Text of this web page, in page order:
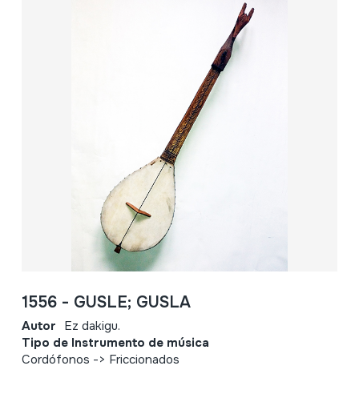
1556 - GUSLE; GUSLA
Autor Ez dakigu.
Tipo de Instrumento de música
Cordófonos -> Friccionados